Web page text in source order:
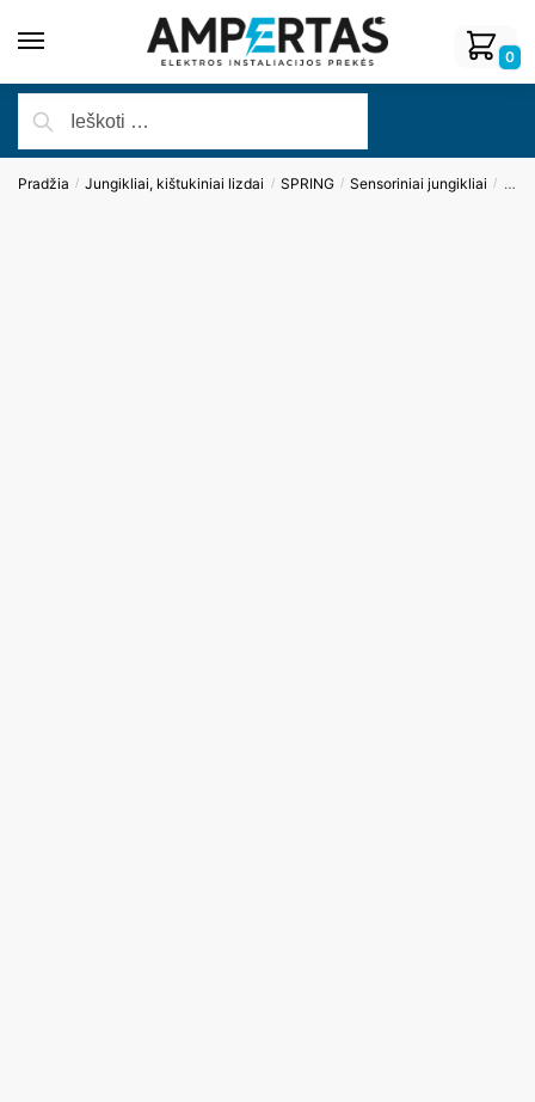
0
Pradžia / Jungikliai, kištukiniai lizdai / SPRING / Sensoriniai jungikliai /